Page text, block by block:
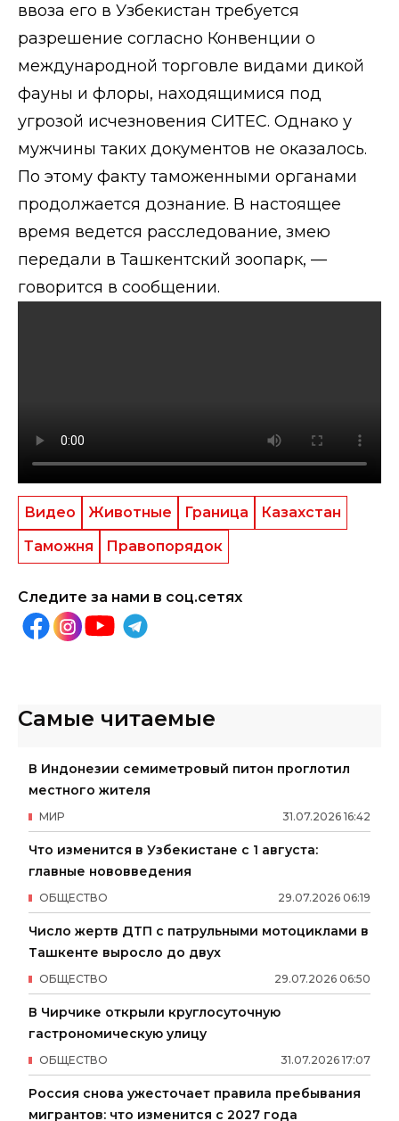
ввоза его в Узбекистан требуется
разрешение согласно Конвенции о
международной торговле видами дикой
фауны и флоры, находящимися под
угрозой исчезновения СИТЕС. Однако у
мужчины таких документов не оказалось.
По этому факту таможенными органами
продолжается дознание. В настоящее
время ведется расследование, змею
передали в Ташкентский зоопарк, —
говорится в сообщении.
Видео Животные Граница
Казахстан
Таможня
Правопорядок
Следите за нами в соц.сетях
Самые читаемые
В Индонезии семиметровый питон проглотил
местного жителя
31.07.2026 16:42
МИР
Что изменится в Узбекистане с 1 августа:
главные нововведения
29.07.2026 06:19
ОБЩЕСТВО
Число жертв ДТП с патрульными мотоциклами в
Ташкенте выросло до двух
29.07.2026 06:50
ОБЩЕСТВО
В Чирчике открыли круглосуточную
гастрономическую улицу
31.07.2026 17:07
ОБЩЕСТВО
Россия снова ужесточает правила пребывания
мигрантов: что изменится с 2027 года